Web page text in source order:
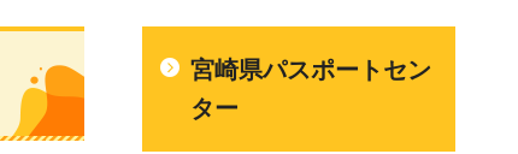
宮崎県パスポートセン
ター